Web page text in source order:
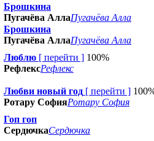
Брошкина
Пугачёва АллаПугачёва Алла
Брошкина
Пугачёва АллаПугачёва Алла
Люблю [ перейти ] 100%
РефлексРефлекс
Любви новый год [ перейти ]
Ротару СофияРотару София
Гоп гоп
СердючкаСердючка